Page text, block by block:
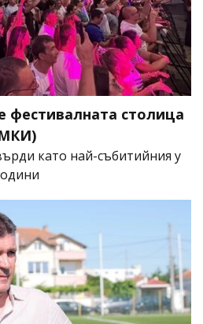
фестивалната столица
като най-събитийния у